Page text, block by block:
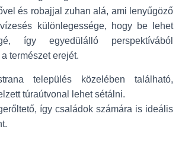
és robajjal zuhan alá, ami lenyűgöző
különlegessége, hogy be lehet
így egyedülálló perspektívából
természet erejét.
település közelében található,
túraútvonal lehet sétálni.
így családok számára is ideális